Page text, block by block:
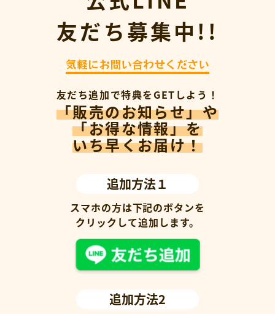
友だち募集中!!
気軽にお問い合わせください
友だち追加で特典をGETしよう！
「販売のお知らせ」や
「お得な情報」を
いち早くお届け！
追加方法１
スマホの方は下記のボタンを
クリックして追加します。
追加方法2